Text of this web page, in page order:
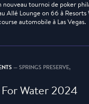
nouveau tournoi de poker
Allé Lounge on 66 à
automobile à Las Vegas.
— SPRINGS PRESERVE,
For Water 2024